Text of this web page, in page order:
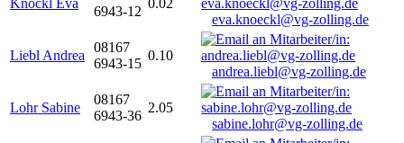
Knöckl Eva
6943-12
0.02
eva.knoeckl@vg-zolling.de
Liebl Andrea
08167
6943-15
0.10
andrea.liebl@vg-zolling.de
Lohr Sabine
08167
6943-36
2.05
sabine.lohr@vg-zolling.de